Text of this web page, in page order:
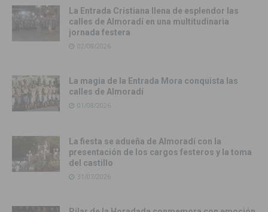
La Entrada Cristiana llena de esplendor las
calles de Almoradí en una multitudinaria
jornada festera
02/08/2026
La magia de la Entrada Mora conquista las
calles de Almoradí
01/08/2026
La fiesta se adueña de Almoradí con la
presentación de los cargos festeros y la toma
del castillo
31/07/2026